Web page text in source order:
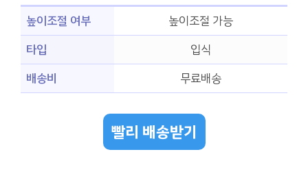
높이조절 여부
높이조절 가능
타입
입식
배송비
무료배송
빨리 배송받기